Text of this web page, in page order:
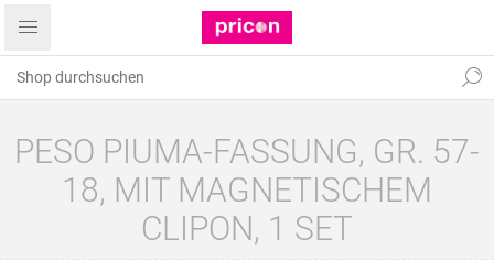
PESO PIUMA-FASSUNG, GR. 57-
18, MIT MAGNETISCHEM
CLIPON, 1 SET